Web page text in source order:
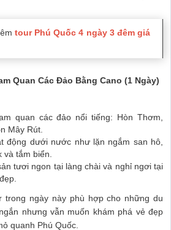
tour Phú Quốc 4 ngày 3 đêm giá
Quan Các Đảo Bằng Cano (1 Ngày)
quan các đảo nổi tiếng: Hòn Thơm,
Mây Rút.
động dưới nước như lặn ngắm san hô,
tắm biển.
tươi ngon tại làng chài và nghỉ ngơi tại
trong ngày này phù hợp cho những du
nhưng vẫn muốn khám phá vẻ đẹp
quanh Phú Quốc.